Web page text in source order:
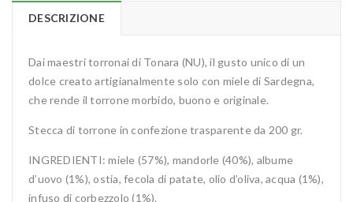
DESCRIZIONE
Dai maestri torronai di Tonara (NU), il gusto unico di un
dolce creato artigianalmente solo con miele di Sardegna,
che rende il torrone morbido, buono e originale.
Stecca di torrone in confezione trasparente da 200 gr.
INGREDIENTI: miele (57%), mandorle (40%), albume
d’uovo (1%), ostia, fecola di patate, olio d’oliva, acqua (1%),
infuso di corbezzolo (1%).